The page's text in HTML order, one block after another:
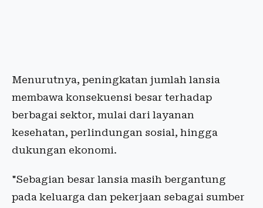
Menurutnya, peningkatan jumlah lansia
membawa konsekuensi besar terhadap
berbagai sektor, mulai dari layanan
kesehatan, perlindungan sosial, hingga
dukungan ekonomi.
"Sebagian besar lansia masih bergantung
pada keluarga dan pekerjaan sebagai sumber